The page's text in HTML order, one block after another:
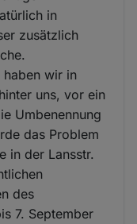
in
zusätzlich
haben wir in
uns, vor ein
Umbenennung
das Problem
in der Lansstr.
des
7. September